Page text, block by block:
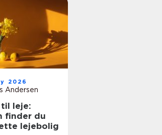
2026
Andersen
leje:
finder du
lejebolig